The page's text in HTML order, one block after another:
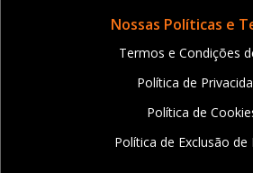
Nossas Políticas e
Termos e Condições
Política de
Política de
Política de Exclusão de